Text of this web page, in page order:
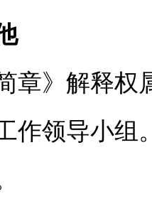
章》解释权
作领导小组